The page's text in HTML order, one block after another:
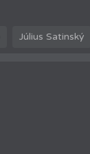
Július Satinský